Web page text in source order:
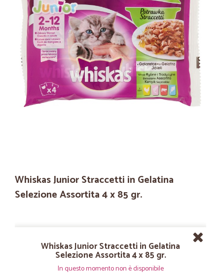
Whiskas Junior Straccetti in Gelatina
Selezione Assortita 4 x 85 gr.
Whiskas Junior Straccetti in Gelatina
Selezione Assortita 4 x 85 gr.
In questo momento non è disponibile